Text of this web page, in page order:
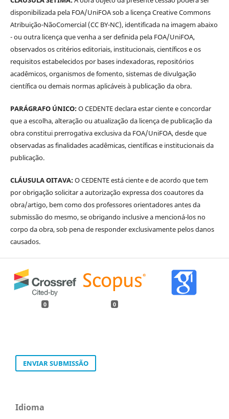
disponibilizada pela FOA/UniFOA sob a licença Creative Commons
Atribuição-NãoComercial (CC BY-NC), identificada na imagem abaixo
- ou outra licença que venha a ser definida pela FOA/UniFOA,
observados os critérios editoriais, institucionais, científicos e os
requisitos estabelecidos por bases indexadoras, repositórios
acadêmicos, organismos de fomento, sistemas de divulgação
científica ou demais normas aplicáveis à publicação da obra.
PARÁGRAFO ÚNICO:O CEDENTE declara estar ciente e concordar
que a escolha, alteração ou atualização da licença de publicação da
obra constitui prerrogativa exclusiva da FOA/UniFOA, desde que
observadas as finalidades acadêmicas, científicas e institucionais da
publicação.
CLÁUSULA OITAVA:O CEDENTE está ciente e de acordo que tem
por obrigação solicitar a autorização expressa dos coautores da
obra/artigo, bem como dos professores orientadores antes da
submissão do mesmo, se obrigando inclusive a mencioná-los no
corpo da obra, sob pena de responder exclusivamente pelos danos
causados.
0 0
ENVIAR SUBMISSÃO
Idioma